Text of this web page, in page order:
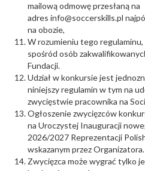
mailową odmowę przesłaną na
adres info@soccerskills.pl
na obozie,
W rozumieniu tego
spośród osób
Fundacji.
Udział w konkursie jest
niniejszy regulamin w tym na
zwycięstwie pracownika na
Ogłoszenie zwycięzców
na Uroczystej Inauguracji
2026/2027 Reprezentacji
wskazanym przez Organizatora.
Zwycięzca może wygrać tylko